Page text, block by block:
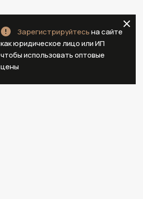
Зарегистрируйтесьна сайте
как юридическое лицо или ИП
чтобы использовать оптовые
цены